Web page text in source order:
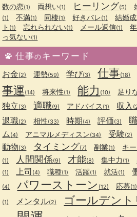
数の恋(1) 両想い(1) ヒーリング(5)
(1) 不満(1) 同棲(1) 好きバレ(1) 結婚
ト (1) 忘れられない(1) メール返信(1)
っ気ない(1)
仕事のキーワード
お金(2) 運勢(59) 学び(3) 仕事(18)
事運 (14) 将来性(1) 能力 (10) 足り
独立(3) 適職(9) アドバイス (1) 収入
退職(2) 相性(33) 時期(4) 評価(3)
ム(4) アニマルメディスン(34) 受験(2)
動物(3) タイミング(7) 副業(1) キ
(1) 人間関係(9) 才能(8) 集中力 (1)
(1) 上司 (4) 職種(1) 活躍(1) 就活(1)
(4) パワーストーン (12) 応募(1)
(1) メンタル(2) ゴールデント